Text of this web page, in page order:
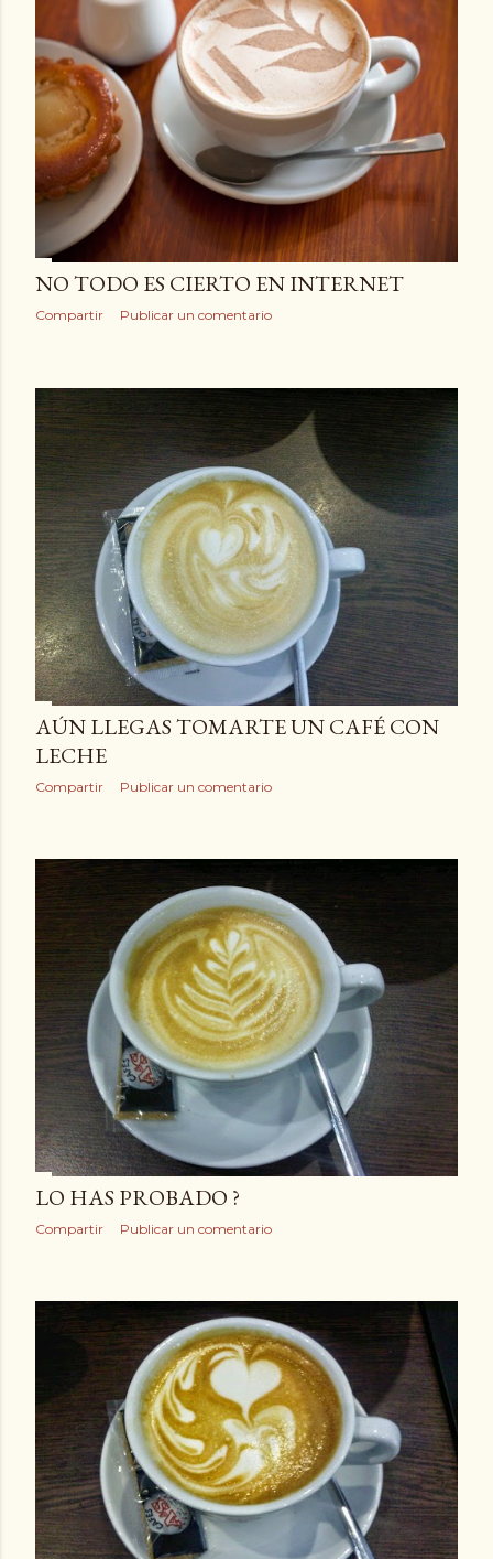
NO TODO ES CIERTO EN INTERNET
Compartir Publicar un comentario
AÚN LLEGAS TOMARTE UN CAFÉ CON
LECHE
Compartir Publicar un comentario
LO HAS PROBADO ?
Compartir Publicar un comentario